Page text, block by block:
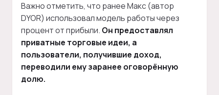
Важно отметить, что ранее Макс (автор
DYOR) использовал модель работы через
процент от прибыли. Он предоставлял
приватные торговые идеи, а
пользователи, получившие доход,
переводили ему заранее оговорённую
долю.